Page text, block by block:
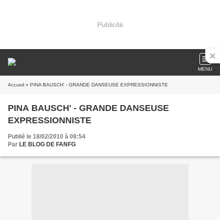
Publicité
MENU
Accueil » PINA BAUSCH' - GRANDE DANSEUSE EXPRESSIONNISTE
PINA BAUSCH' - GRANDE DANSEUSE
EXPRESSIONNISTE
Publié le 18/02/2010 à 08:54
Par LE BLOG DE FANFG